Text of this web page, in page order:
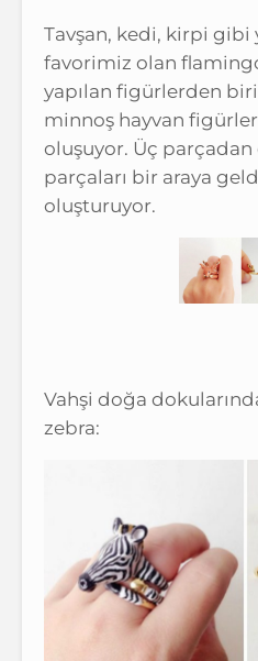
Tavşan, kedi, kirpi gibi
favorimiz olan
yapılan figürlerden
minnoş hayvan
oluşuyor. Üç parçadan
parçaları bir araya
oluşturuyor.
Vahşi doğa
zebra: